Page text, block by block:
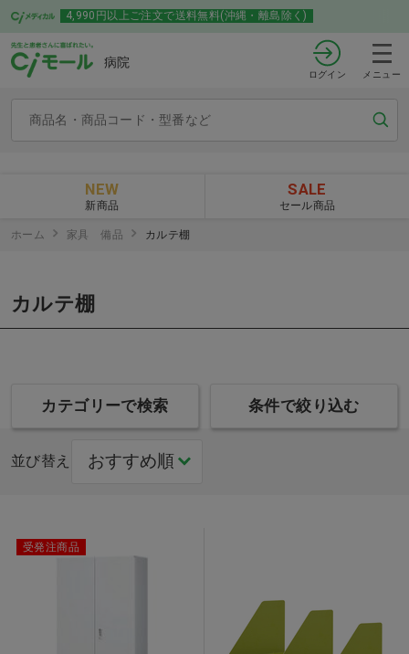
4,990円以上ご注文で送料無料(沖縄・離島除く)
病院
ログイン メニュー
NEW
新商品
SALE
セール商品
ホーム 家具 備品 カルテ棚
カルテ棚
カテゴリーで検索 条件で絞り込む
並び替え
受発注商品